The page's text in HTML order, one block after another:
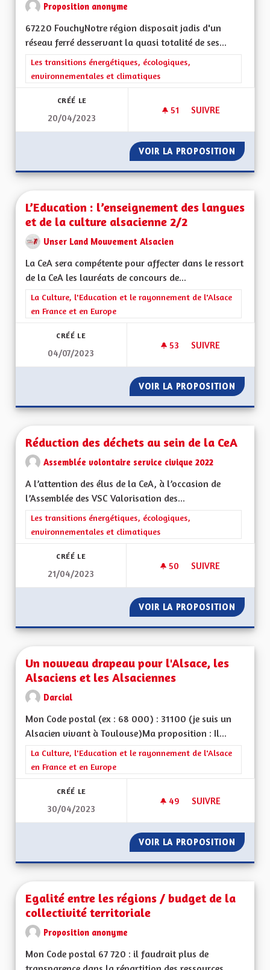
Proposition anonyme
67220 FouchyNotre région disposait jadis d'un
réseau ferré desservant la quasi totalité de ses...
Filtrer les résultats de la catégorie : Les transitions
Les transitions énergétiques, écologiques,
environnementales et climatiques
CRÉÉ LE
20/04/2023
51 51 ABONNÉS
SUIVRE
VOIR LA PROPOSITION
L’Education : l’enseignement des langues
et de la culture alsacienne 2/2
Unser Land Mouvement Alsacien
La CeA sera compétente pour affecter dans le ressort
de la CeA les lauréats de concours de...
Filtrer les résultats de la catégorie : La Culture, l'Education et
La Culture, l'Education et le rayonnement de l'Alsace
en France et en Europe
CRÉÉ LE
04/07/2023
53 53 ABONNÉS
SUIVRE
VOIR LA PROPOSITION
Réduction des déchets au sein de la CeA
Assemblée volontaire service civique 2022
A l’attention des élus de la CeA, à l’occasion de
l’Assemblée des VSC Valorisation des...
Filtrer les résultats de la catégorie : Les transitions
Les transitions énergétiques, écologiques,
environnementales et climatiques
CRÉÉ LE
21/04/2023
50 50 ABONNÉS
SUIVRE
VOIR LA PROPOSITION
Un nouveau drapeau pour l'Alsace, les
Alsaciens et les Alsaciennes
Darcial
Mon Code postal (ex : 68 000) : 31100 (je suis un
Alsacien vivant à Toulouse)Ma proposition : Il...
Filtrer les résultats de la catégorie : La Culture, l'Education et
La Culture, l'Education et le rayonnement de l'Alsace
en France et en Europe
CRÉÉ LE
30/04/2023
49 49 ABONNÉS
SUIVRE
VOIR LA PROPOSITION UN
Egalité entre les régions / budget de la
collectivité territoriale
Proposition anonyme
Mon Code postal 67 720 : il faudrait plus de